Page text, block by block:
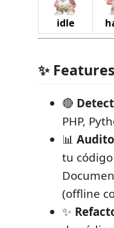
idle
✨ Features
🔴
PHP,
📊
tu
(offline
✨